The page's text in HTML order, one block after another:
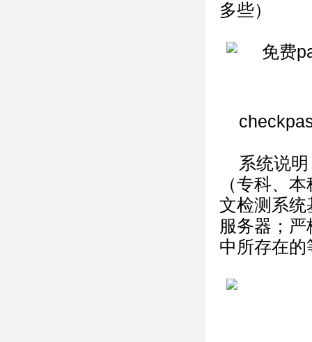
多些）
系统说
（专科、
文检测系统
服务器；
中所存在的